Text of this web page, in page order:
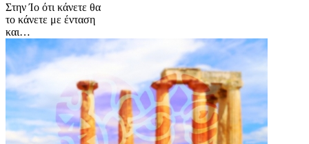
Στην Ίο ότι κάνετε θα
το κάνετε με ένταση
και…